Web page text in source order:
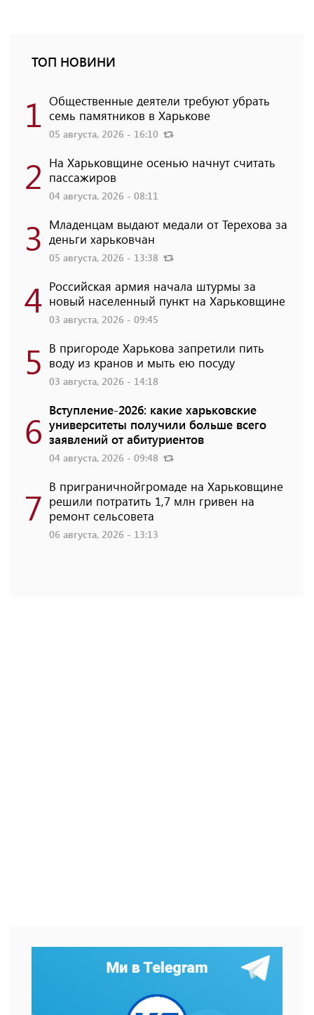
ТОП НОВИНИ
1 Общественные деятели требуют убрать
семь памятников в Харькове
05 августа, 2026 - 16:10
2 На Харьковщине осенью начнут считать
пассажиров
04 августа, 2026 - 08:11
3 Младенцам выдают медали от Терехова за
деньги харьковчан
05 августа, 2026 - 13:38
4 Российская армия начала штурмы за
новый населенный пункт на Харьковщине
03 августа, 2026 - 09:45
5 В пригороде Харькова запретили пить
воду из кранов и мыть ею посуду
03 августа, 2026 - 14:18
6 Вступление-2026: какие харьковские
университеты получили больше всего
заявлений от абитуриентов
04 августа, 2026 - 09:48
7 В приграничнойгромаде на Харьковщине
решили потратить 1,7 млн ​​гривен на
ремонт сельсовета
06 августа, 2026 - 13:13